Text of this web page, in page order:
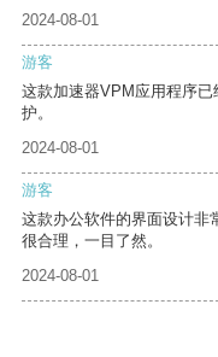
2024-08-01
游客
这款加速器VPM应用程序
护。
2024-08-01
游客
这款办公软件的界面设计非
很合理，一目了然。
2024-08-01